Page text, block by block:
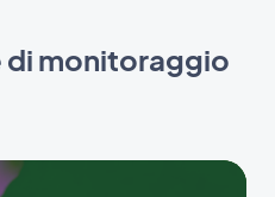
di monitoraggio